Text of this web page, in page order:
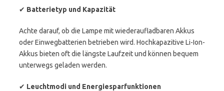
✔ Batterietyp und Kapazität
Achte darauf, ob die Lampe mit wiederaufladbaren Akkus
oder Einwegbatterien betrieben wird. Hochkapazitive Li-Ion-
Akkus bieten oft die längste Laufzeit und können bequem
unterwegs geladen werden.
✔ Leuchtmodi und Energiesparfunktionen